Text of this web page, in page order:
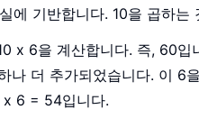
에 기반합니다. 10을 곱하
x 6을 계산합니다. 즉, 60입
나 더 추가되었습니다. 이 6
6 = 54입니다.